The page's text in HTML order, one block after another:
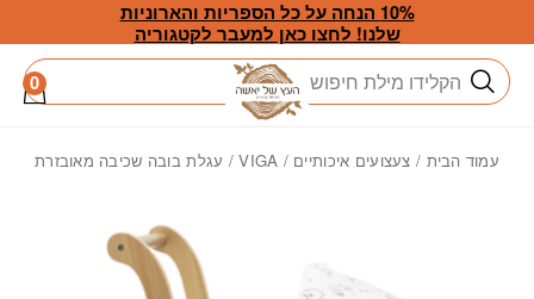
Skip to Content
10% הנחה על כל הספריות והארוניות
שלנו! לחצו כאן למעבר לקטגוריה
חיפוש 0
עמוד הבית / צעצועים איכותיים /
VIGA/ עגלת בובה שכיבה מאובזרת